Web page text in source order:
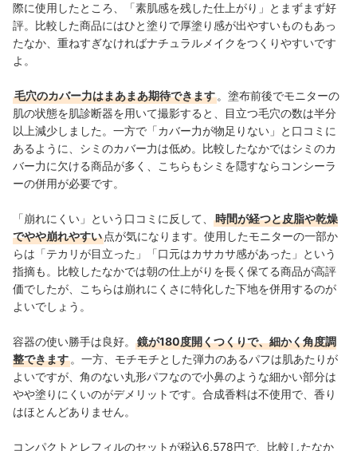
際に使用したところ、「素肌感を残した仕上がり」 とまずまず好
評。比較した商品にはひと塗りで厚塗り感が出やすいものもあっ
たなか、重ねすぎなければナチュラルメイクをつくりやすいです
よ。
毛穴のカバー力はまあまあ期待できます 。塗布前後でモニターの
肌の状態を肌診断器を用いて撮影すると、目立つ毛穴の数は半分
以上減少しました。一方で「カバー力が物足りない」と口コミに
あるように、シミのカバー力は低め。比較したなかではシミのカ
バー力に欠ける商品が多く、こちらもシミを隠すならコンシーラ
ーの併用が必要です。
「崩れにくい」という口コミに反して、
時間が経つと皮脂や乾燥
でやや崩れやすい 点が気になります。使用したモニターの一部か
らは「テカリが目立った」「口元はカサカサ感があった」という
指摘も。比較したなかでは朝の仕上がりを長く保てる商品が高評
価でしたが、こちらは崩れにくさに特化した下地を併用するのが
よいでしょう。
容器の使い勝手は良好。
鏡が180度開くつくりで、細かく角度調
整できます 。一方、モチモチとした弾力のあるパフは肌あたりが
よいですが、角のない丸形パフなので小鼻のような細かい部分は
やや塗りにくいのがデメリットです。合成香料は不使用で、香り
はほとんどありません。
コンパクトとレフィルのセットが税込6,578円で、比較したなか